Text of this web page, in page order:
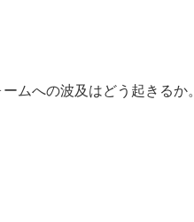
ムへの波及はどう起きるか。